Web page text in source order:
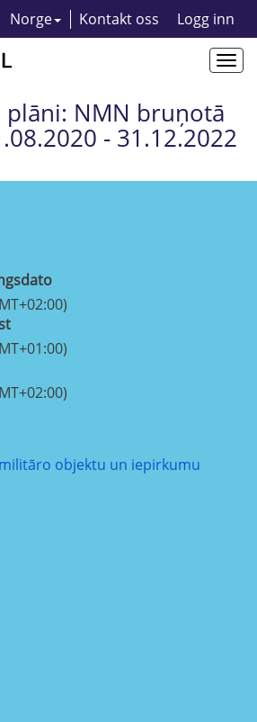
Norge Kontakt oss Logg inn
NMN bruņotā
- 31.12.2022
objektu un iepirkumu